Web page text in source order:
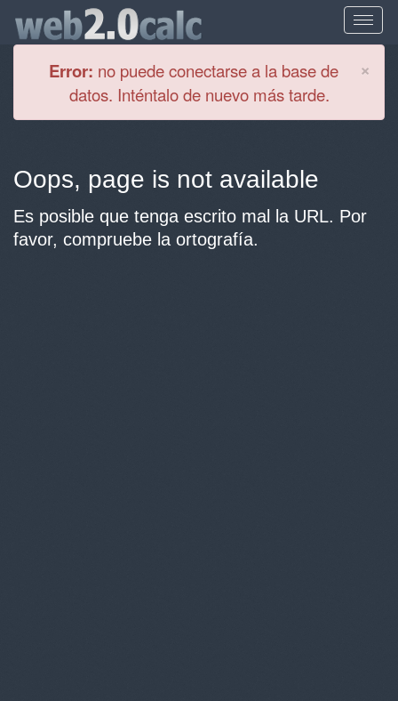
×
Error: no puede conectarse a la base de
datos. Inténtalo de nuevo más tarde.
Oops, page is not available
Es posible que tenga escrito mal la URL. Por
favor, compruebe la ortografía.